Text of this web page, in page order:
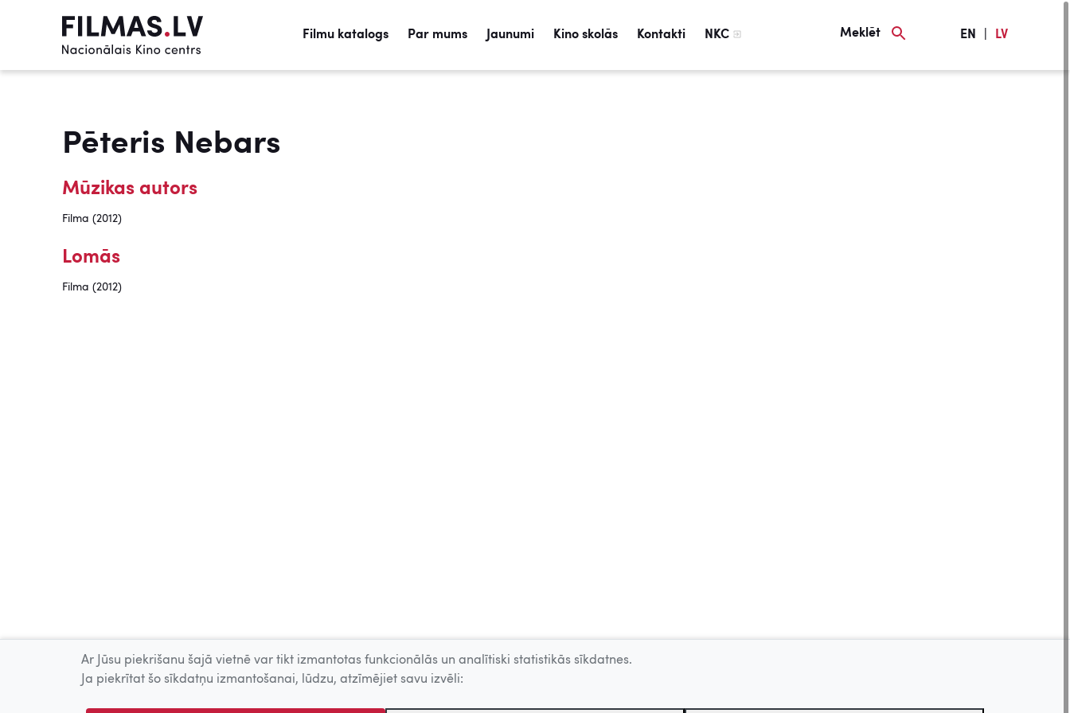
Filmu katalogs Par mums Jaunumi Kino skolās Kontakti NKC Meklēt EN LV
Pēteris Nebars
Mūzikas autors
Filma (2012)
Lomās
Filma (2012)
Ar Jūsu piekrišanu šajā vietnē var tikt izmantotas funkcionālās un analītiski statistikās sīkdatnes.
Ja piekrītat šo sīkdatņu izmantošanai, lūdzu, atzīmējiet savu izvēli: